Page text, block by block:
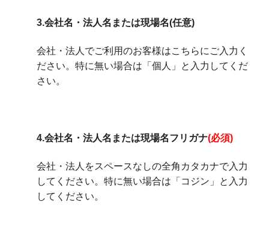
3.会社名・法人名または現場名(任意)
会社・法人でご利用のお客様はこちらにご入力く
ださい。特に無い場合は「個人」と入力してくだ
さい。
4.会社名・法人名または現場名フリガナ(必須)
会社・法人をスペースなしの全角カタカナで入力
してください。特に無い場合は「コジン」 と入力
してください。